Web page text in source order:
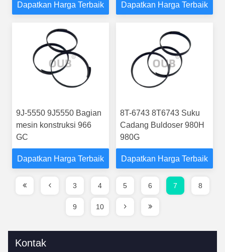
D10N D10R
Dapatkan Harga Terbaik Dapatkan Harga Terbaik
9J-5550 9J5550 Bagian
mesin konstruksi 966
GC
Dapatkan Harga Terbaik
8T-6743 8T6743 Suku
Cadang Buldoser 980H
980G
Dapatkan Harga Terbaik
3 4 5 6 7 8
9 10
Kontak